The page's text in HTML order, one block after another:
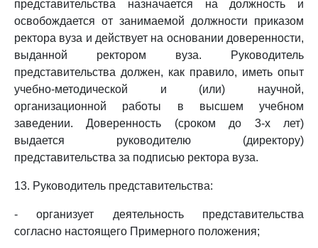
представительства назначается на должность и
освобождается от занимаемой должности приказом
ректора вуза и действует на основании доверенности,
выданной ректором вуза. Руководитель
представительства должен, как правило, иметь опыт
учебно-методической и (или) научной,
организационной работы в высшем учебном
заведении. Доверенность (сроком до 3-х лет)
выдается руководителю (директору)
представительства за подписью ректора вуза.
13. Руководитель представительства:
- организует деятельность представительства
согласно настоящего Примерного положения;